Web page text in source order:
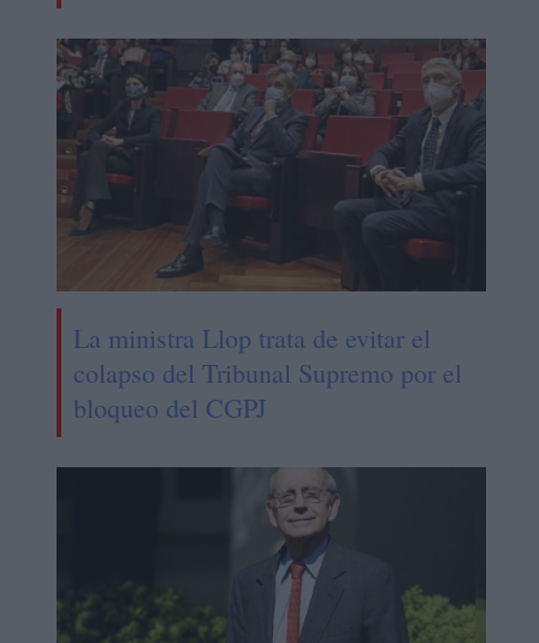
La ministra Llop trata de evitar el
colapso del Tribunal Supremo por el
bloqueo del CGPJ